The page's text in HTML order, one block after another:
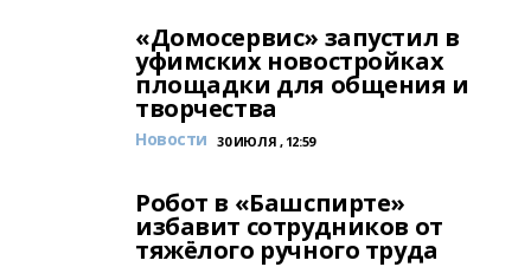
«Домосервис» запустил в
уфимских новостройках
площадки для общения и
творчества
Новости 30 ИЮЛЯ , 12:59
Робот в «Башспирте»
избавит сотрудников от
тяжёлого ручного труда